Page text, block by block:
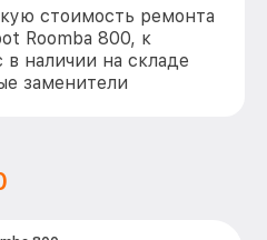
стоимость ремонта
Roomba 800, к
наличии на складе
заменители